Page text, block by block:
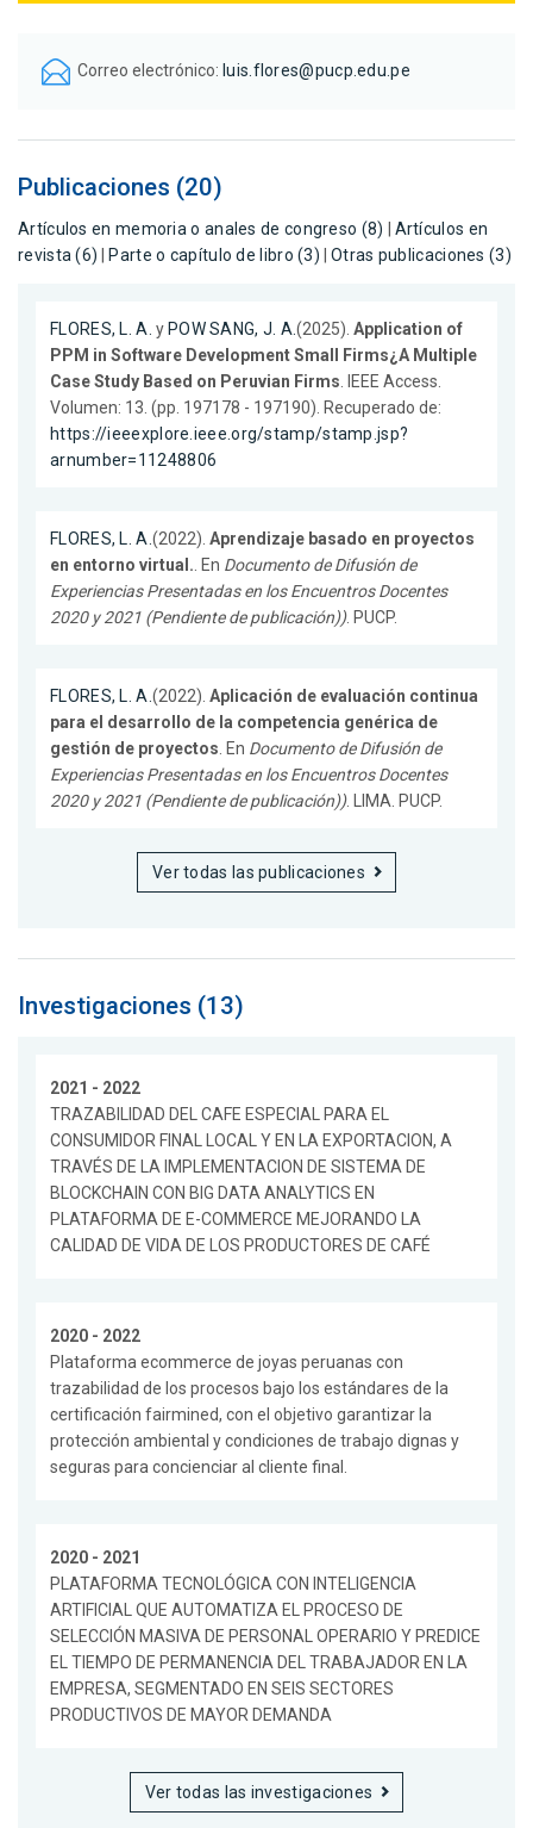
Correo electrónico: luis.flores@pucp.edu.pe
Publicaciones (20)
Artículos en memoria o anales de congreso (8)
Artículos en
revista (6)
Parte o capítulo de libro (3) |Otras publicaciones (3)
FLORES, L. A. y POW SANG, J. A.(2025).Application of
PPM in Software Development Small Firms¿A Multiple
Case Study Based on Peruvian Firms . IEEE Access.
Volumen: 13. (pp. 197178 - 197190). Recuperado de:
https://ieeexplore.ieee.org/stamp/stamp.jsp?
arnumber=11248806
FLORES, L. A. (2022). Aprendizaje basado en proyectos
en entorno virtual. . En Documento de Difusión de
Experiencias Presentadas en los Encuentros Docentes
2020 y 2021 (Pendiente de publicación)). PUCP.
FLORES, L. A. (2022). Aplicación de evaluación continua
para el desarrollo de la competencia genérica de
gestión de proyectos . En Documento de Difusión de
Experiencias Presentadas en los Encuentros Docentes
2020 y 2021 (Pendiente de publicación)). LIMA. PUCP.
Ver todas las publicaciones
Investigaciones (13)
2021 - 2022
TRAZABILIDAD DEL CAFE ESPECIAL PARA EL
CONSUMIDOR FINAL LOCAL Y EN LA EXPORTACION, A
TRAVÉS DE LA IMPLEMENTACION DE SISTEMA DE
BLOCKCHAIN CON BIG DATA ANALYTICS EN
PLATAFORMA DE E-COMMERCE MEJORANDO LA
CALIDAD DE VIDA DE LOS PRODUCTORES DE CAFÉ
2020 - 2022
Plataforma ecommerce de joyas peruanas con
trazabilidad de los procesos bajo los estándares de la
certificación fairmined, con el objetivo garantizar la
protección ambiental y condiciones de trabajo dignas y
seguras para concienciar al cliente final.
2020 - 2021
PLATAFORMA TECNOLÓGICA CON INTELIGENCIA
ARTIFICIAL QUE AUTOMATIZA EL PROCESO DE
SELECCIÓN MASIVA DE PERSONAL OPERARIO Y PREDICE
EL TIEMPO DE PERMANENCIA DEL TRABAJADOR EN LA
EMPRESA, SEGMENTADO EN SEIS SECTORES
PRODUCTIVOS DE MAYOR DEMANDA
Ver todas las investigaciones